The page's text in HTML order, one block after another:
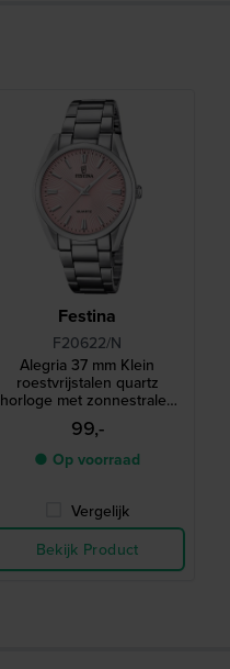
Festina
F20622/N
Alegria 37 mm Klein
roestvrijstalen quartz
horloge met zonnestralen
wijzerplaat
99,-
● Op voorraad
Vergelijk
Bekijk Product